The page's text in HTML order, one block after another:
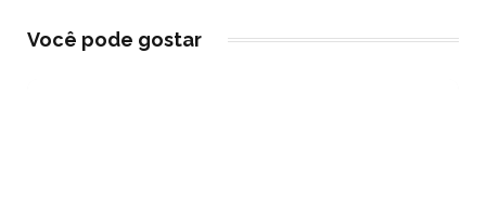
Você pode gostar